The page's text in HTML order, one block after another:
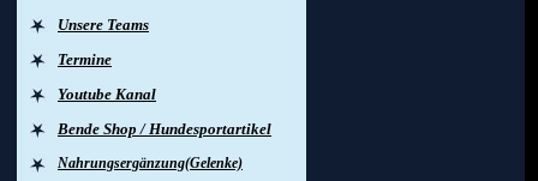
Unsere Teams
Termine
Youtube Kanal
Bende Shop / Hundesportartikel
Nahrungsergänzung(Gelenke)